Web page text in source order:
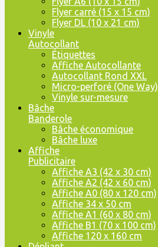
Flyer carré (15 x 15 cm)
Flyer DL (10 x 21 cm)
Vinyle
Autocollant
Étiquettes
Affiche Autocollante
Autocollant Rond XXL
Micro-perforé (One Way)
Vinyle sur-mesure
Bâche
Banderole
Bâche économique
Bâche luxe
Affiche
Publicitaire
Affiche A3 (42 x 30 cm)
Affiche A2 (42 x 60 cm)
Affiche A0 (80 x 120 cm)
Affiche 34 x 50 cm
Affiche A1 (60 x 80 cm)
Affiche B1 (70 x 100 cm)
Affiche 120 x 160 cm